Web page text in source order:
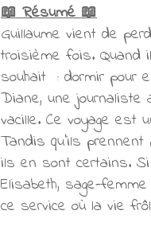
📖 Résumé 📖
Guillaume vient de
troisième fois. Quand
souhait : dormir pour
Diane, une journaliste
vacille. Ce voyage est
Tandis qu'ils prennent
ils en sont certains.
Elisabeth, sage-
ce service où la vie